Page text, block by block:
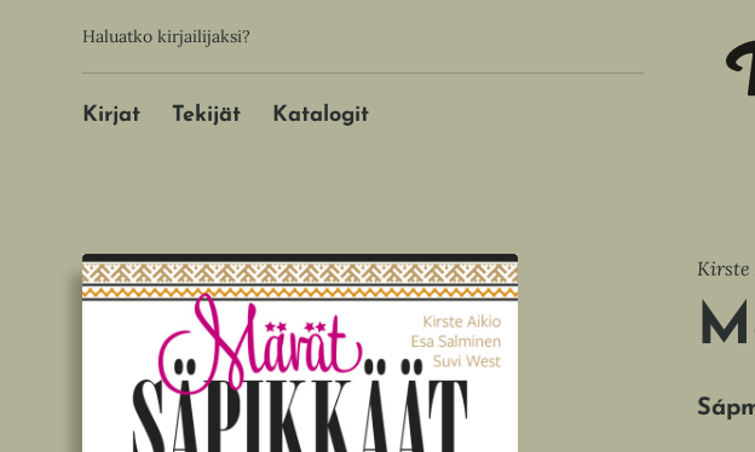
Toissijainen
Haluatko kirjailijaksi?
Päävalikko
Kirjat Tekijät Katalogit
Kirste